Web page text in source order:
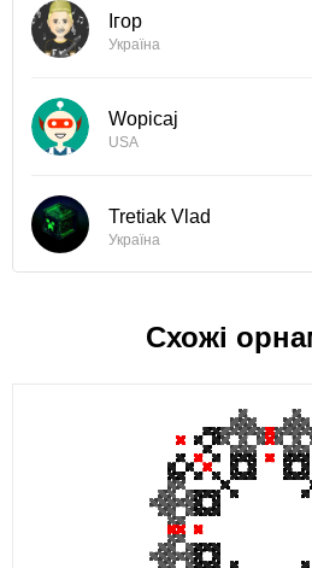
Ігор
Україна
Wopicaj
USA
Tretiak Vlad
Україна
Схожі